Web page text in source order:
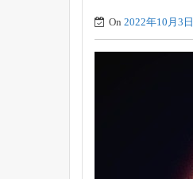
On 2022年10月3日